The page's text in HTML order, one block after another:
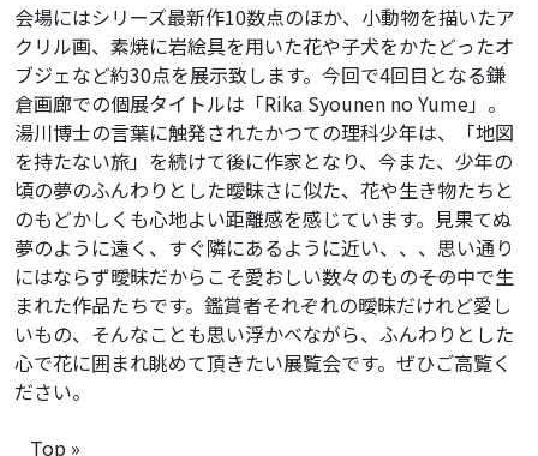
会場にはシリーズ最新作10数点のほか、小動物を描いたア
クリル画、素焼に岩絵具を用いた花や子犬をかたどったオ
ブジェなど約30点を展示致します。今回で4回目となる鎌
倉画廊での個展タイトルは「Rika Syounen no Yume」。
湯川博士の言葉に触発されたかつての理科少年は、「地図
を持たない旅」を続けて後に作家となり、今また、少年の
頃の夢のふんわりとした曖昧さに似た、花や生き物たちと
のもどかしくも心地よい距離感を感じています。見果てぬ
夢のように遠く、すぐ隣にあるように近い、、、思い通り
にはならず曖昧だからこそ愛おしい数々のもの――その中で生
まれた作品たちです。鑑賞者それぞれの曖昧だけれど愛し
いもの、そんなことも思い浮かべながら、ふんわりとした
心で花に囲まれ眺めて頂きたい展覧会です。ぜひご高覧く
ださい。
Top »